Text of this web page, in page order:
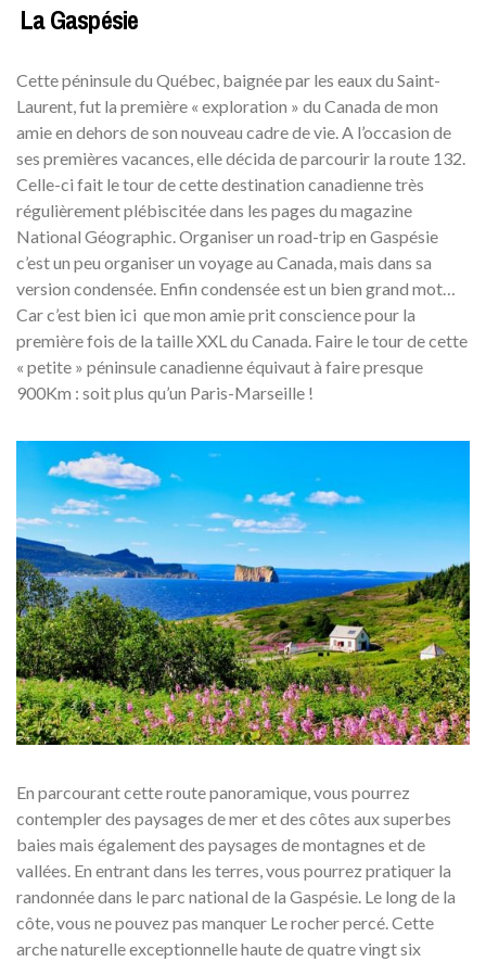
La Gaspésie
Cette péninsule du Québec, baignée par les eaux du Saint-
Laurent, fut la première « exploration » du Canada de mon
amie en dehors de son nouveau cadre de vie. A l’occasion de
ses premières vacances, elle décida de parcourir la route 132.
Celle-ci fait le tour de cette destination canadienne très
régulièrement plébiscitée dans les pages du magazine
National Géographic. Organiser un road-trip en Gaspésie
c’est un peu organiser un voyage au Canada, mais dans sa
version condensée. Enfin condensée est un bien grand mot…
Car c’est bien ici que mon amie prit conscience pour la
première fois de la taille XXL du Canada. Faire le tour de cette
« petite » péninsule canadienne équivaut à faire presque
900Km : soit plus qu’un Paris-Marseille !
En parcourant cette route panoramique, vous pourrez
contempler des paysages de mer et des côtes aux superbes
baies mais également des paysages de montagnes et de
vallées. En entrant dans les terres, vous pourrez pratiquer la
randonnée dans le parc national de la Gaspésie. Le long de la
côte, vous ne pouvez pas manquer Le rocher percé. Cette
arche naturelle exceptionnelle haute de quatre vingt six